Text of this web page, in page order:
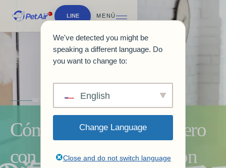
LINE MENÚ
REVISTA Y GUÍAS
Cómo emigrar al extranjero
con tu gato [Actualización
We've detected you might be
speaking a different language. Do
you want to change to:
English
Change Language
Close and do not switch language